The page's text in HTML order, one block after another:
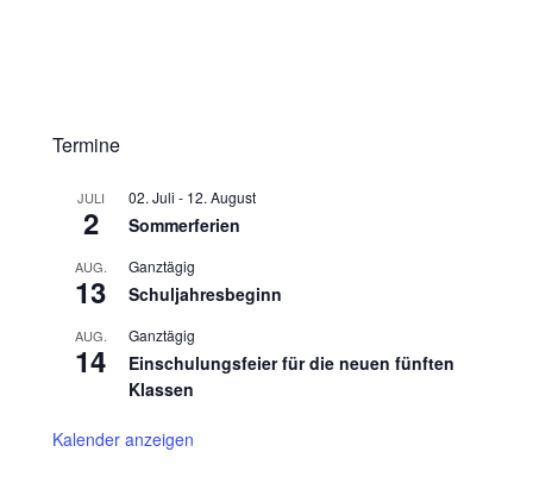
Termine
JULI
2
02. Juli - 12. August
Sommerferien
AUG.
13
Ganztägig
Schuljahresbeginn
AUG.
14
Ganztägig
Einschulungsfeier für die neuen fünften
Klassen
Kalender anzeigen